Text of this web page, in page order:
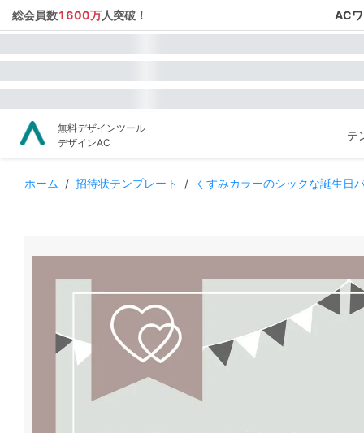
総会員数1600万人突破！ AC
無料デザインツール
デザインAC
テ
ホーム / 招待状テンプレート / くすみカラーのシックな誕生日